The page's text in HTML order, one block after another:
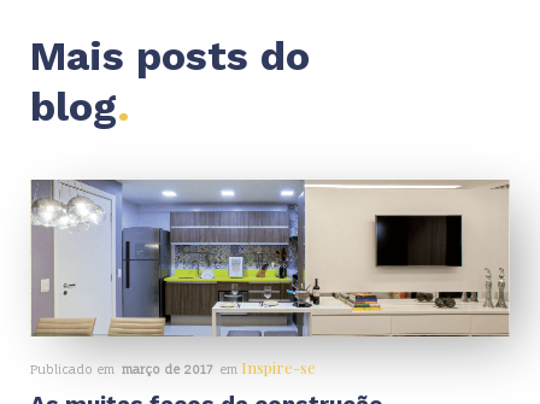
Mais posts do
blog.
Publicado em março de 2017em Inspire-se